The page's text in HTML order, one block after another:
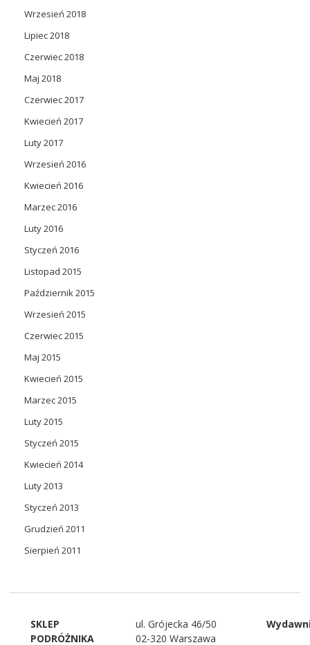
Wrzesień 2018
Lipiec 2018
Czerwiec 2018
Maj 2018
Czerwiec 2017
Kwiecień 2017
Luty 2017
Wrzesień 2016
Kwiecień 2016
Marzec 2016
Luty 2016
Styczeń 2016
Listopad 2015
Październik 2015
Wrzesień 2015
Czerwiec 2015
Maj 2015
Kwiecień 2015
Marzec 2015
Luty 2015
Styczeń 2015
Kwiecień 2014
Luty 2013
Styczeń 2013
Grudzień 2011
Sierpień 2011
SKLEP
PODRÓŻNIKA
ul. Grójecka 46/50
02-320 Warszawa